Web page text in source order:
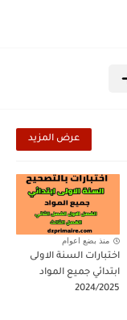
عرض المزيد
منذ بضع اعوام
اختبارات السنة الاولى
ابتدائي جميع المواد
2024/2025